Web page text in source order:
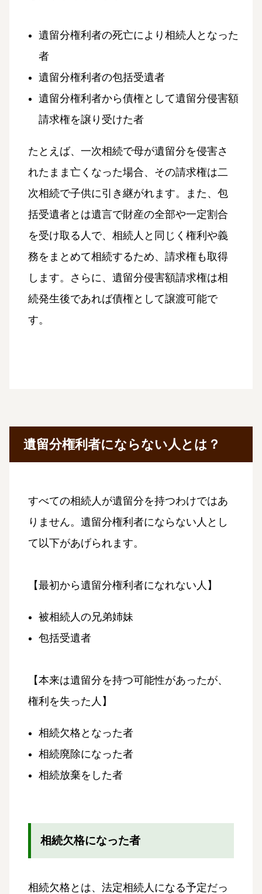
遺留分権利者の死亡により相続人となった
者
遺留分権利者の包括受遺者
遺留分権利者から債権として遺留分侵害額
請求権を譲り受けた者
たとえば、一次相続で母が遺留分を侵害さ
れたまま亡くなった場合、その請求権は二
次相続で子供に引き継がれます。また、包
括受遺者とは遺言で財産の全部や一定割合
を受け取る人で、相続人と同じく権利や義
務をまとめて相続するため、請求権も取得
します。さらに、遺留分侵害額請求権は相
続発生後であれば債権として譲渡可能で
す。
遺留分権利者にならない人とは？
すべての相続人が遺留分を持つわけではあ
りません。遺留分権利者にならない人とし
て以下があげられます。
【最初から遺留分権利者になれない人】
被相続人の兄弟姉妹
包括受遺者
【本来は遺留分を持つ可能性があったが、
権利を失った人】
相続欠格となった者
相続廃除になった者
相続放棄をした者
相続欠格になった者
相続欠格とは、法定相続人になる予定だっ